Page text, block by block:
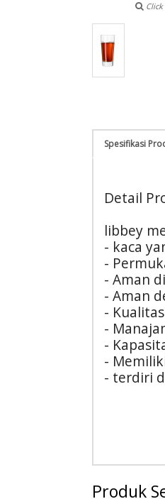
Spesifikasi
Detail
libbey
- kaca
-
- Aman
- Aman
-
-
-
-
- terdiri
Produk